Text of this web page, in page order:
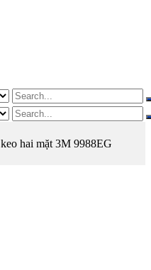
hai mặt 3M 9988EG